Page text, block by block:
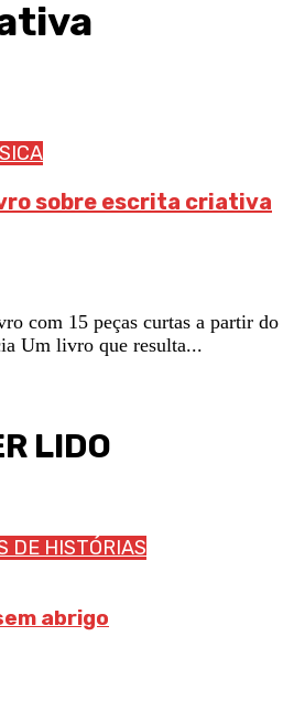
sobre escrita criativa
com 15 peças curtas a partir do
Um livro que resulta...
LIDO
DE HISTÓRIAS
abrigo